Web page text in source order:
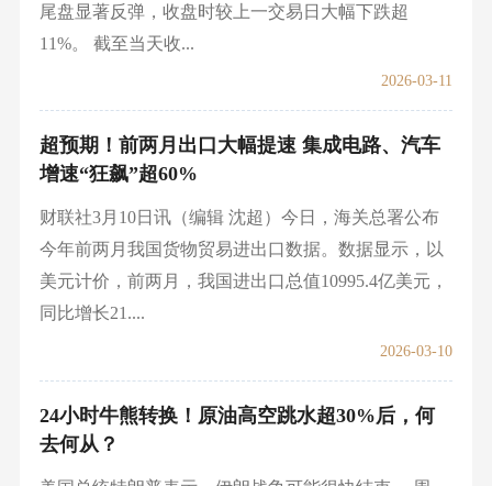
尾盘显著反弹，收盘时较上一交易日大幅下跌超
11%。 截至当天收...
2026-03-11
超预期！前两月出口大幅提速 集成电路、汽车
增速“狂飙”超60%
财联社3月10日讯（编辑 沈超）今日，海关总署公布
今年前两月我国货物贸易进出口数据。数据显示，以
美元计价，前两月，我国进出口总值10995.4亿美元，
同比增长21....
2026-03-10
24小时牛熊转换！原油高空跳水超30%后，何
去何从？